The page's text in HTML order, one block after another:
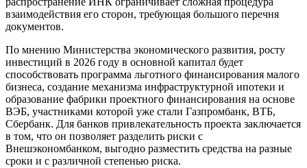
взаимодействия его сторон, требующая большого перечня
документов.
По мнению Министерства экономического развития, росту
инвестиций в 2026 году в основной капитал будет
способствовать программа льготного финансирования малого
бизнеса, создание механизма инфраструктурной ипотеки и
образование фабрики проектного финансирования на основе
ВЭБ, участниками которой уже стали Газпромбанк, ВТБ,
Сбербанк. Для банков привлекательность проекта заключается
в том, что он позволяет разделить риски с
Внешэкономбанком, выгодно разместить средства на разные
сроки и с различной степенью риска.